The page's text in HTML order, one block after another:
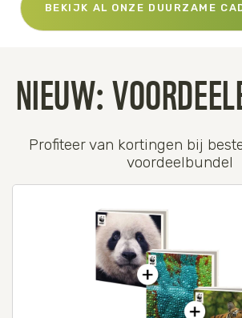
BEKIJK AL ONZE DUURZAME
NIEUW:
Profiteer van kortingen bij
voordeelbundel